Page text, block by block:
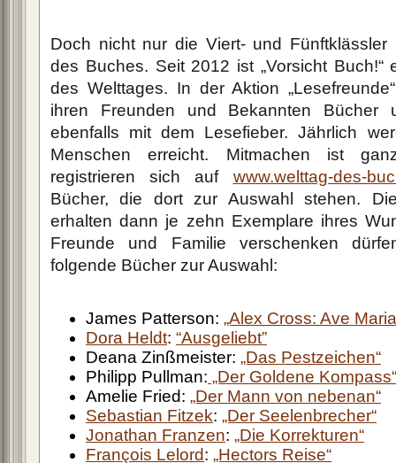
Doch nicht nur die Viert- und Fünftklässler
des Buches. Seit 2012 ist „Vorsicht Buch!“
des Welttages. In der Aktion
ihren Freunden und Bekannten Bücher
ebenfalls mit dem Lesefieber. Jährlich
Menschen erreicht. Mitmachen ist
registrieren sich auf www.welttag-des-
Bücher, die dort zur Auswahl stehen.
erhalten dann je zehn Exemplare ihres
Freunde und Familie verschenken
folgende Bücher zur Auswahl:
James Patterson: „Alex Cross: Ave
Dora Heldt: “Ausgeliebt”
Deana Zinßmeister: „Das Pestzeichen“
Philipp Pullman: „Der Goldene Kompass“
Amelie Fried: „Der Mann von nebenan“
Sebastian Fitzek: „Der Seelenbrecher“
Jonathan Franzen: „Die Korrekturen“
François Lelord: „Hectors Reise“